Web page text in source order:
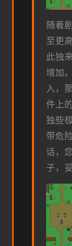
随着
至更
此独
增加
入，
件上
独些
带危
话，
子，